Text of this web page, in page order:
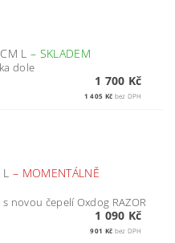
CM L– SKLADEM
dole
1 700 Kč
1 405 Kč bez DPH
L– MOMENTÁLNĚ
novou čepelí Oxdog RAZOR
1 090 Kč
901 Kč bez DPH